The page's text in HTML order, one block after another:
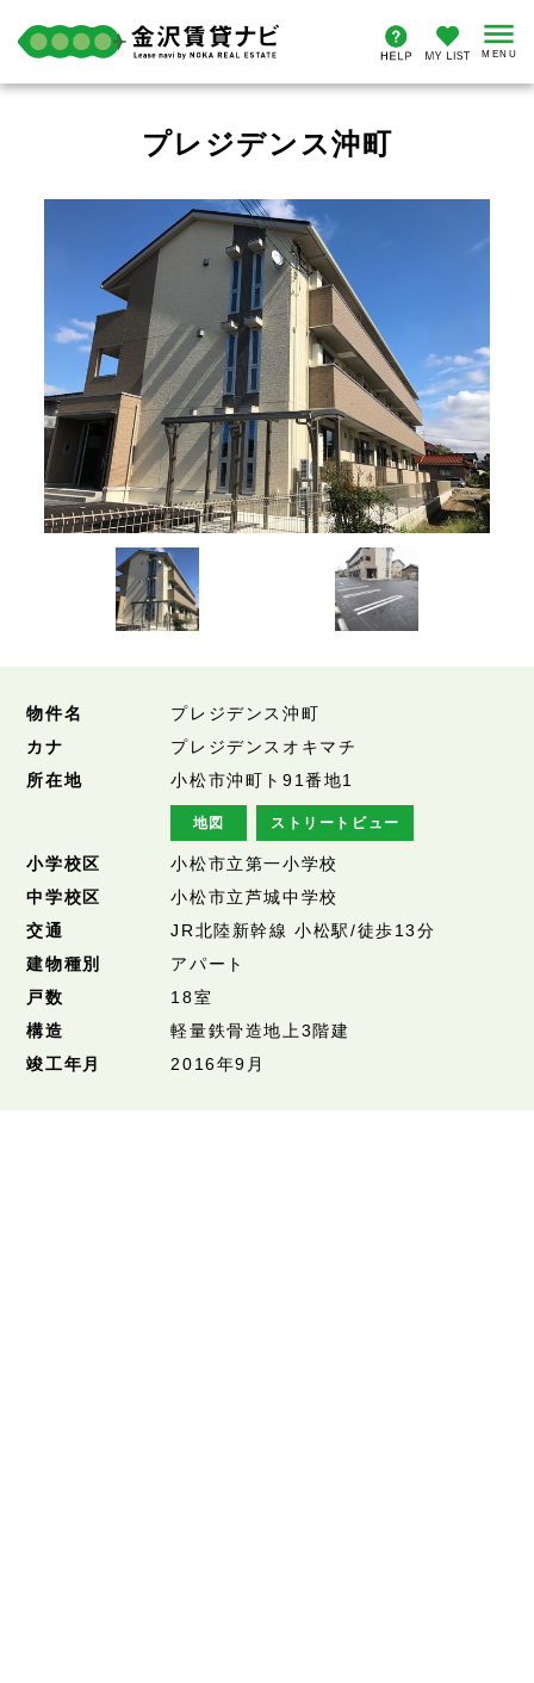
プレジデンス沖町
物件名
プレジデンス沖町
カナ
プレジデンスオキマチ
所在地
小松市沖町ト91番地1
地図 ストリートビュー
小学校区
小松市立第一小学校
中学校区
小松市立芦城中学校
交通
JR北陸新幹線 小松駅/徒歩13分
建物種別
アパート
戸数
18室
構造
軽量鉄骨造地上3階建
竣工年月
2016年9月